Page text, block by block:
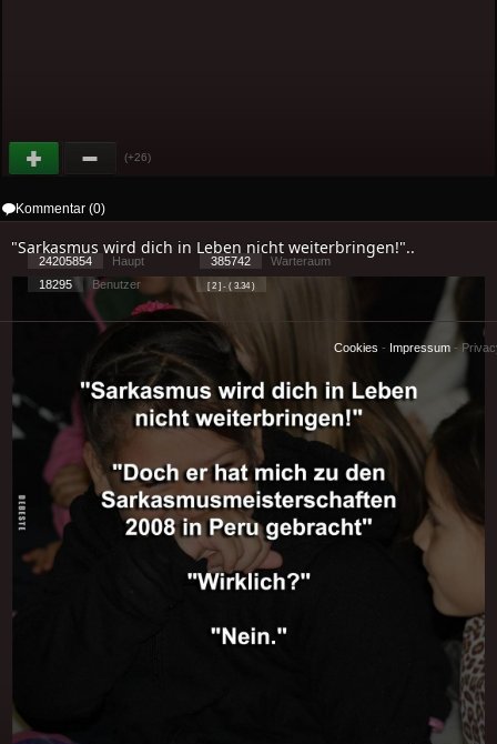
(+26)
Kommentar (0)
"Sarkasmus wird dich in Leben nicht weiterbringen!"..
24205854 Haupt 385742
Warteraum
18295
Benutzer [ 2 ] - ( 3.34 )
Cookies - Impressum -